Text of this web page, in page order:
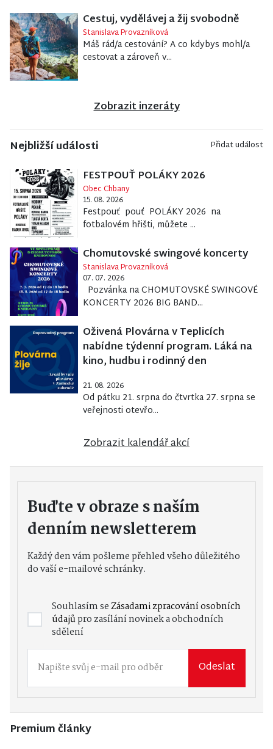
Cestuj, vydělávej a žij svobodně
Stanislava Provazníková
Máš rád/a cestování? A co kdybys mohl/a
cestovat a zároveň v...
Zobrazit inzeráty
Nejbližší události Přidat událost
FESTPOUŤ POLÁKY 2026
Obec Chbany
15. 08. 2026
Festpouť pouť POLÁKY 2026 na
fotbalovém hřišti, můžete ...
Chomutovské swingové koncerty
Stanislava Provazníková
07. 07. 2026
Pozvánka na CHOMUTOVSKÉ SWINGOVÉ
KONCERTY 2026 BIG BAND...
Oživená Plovárna v Teplicích
nabídne týdenní program. Láká na
kino, hudbu i rodinný den
21. 08. 2026
Od pátku 21. srpna do čtvrtka 27. srpna se
veřejnosti otevřo...
Zobrazit kalendář akcí
Buďte v obraze s naším
denním newsletterem
Každý den vám pošleme přehled všeho důležitého
do vaší e-mailové schránky.
Souhlasím seZásadami zpracování osobních
údajůpro zasílání novinek a obchodních
sdělení
Odeslat
Premium články